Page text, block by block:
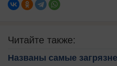
Читайте также:
Названы самые